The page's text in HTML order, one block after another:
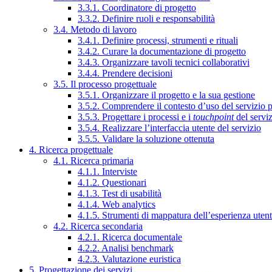
3.3.1. Coordinatore di progetto
3.3.2. Definire ruoli e responsabilità
3.4. Metodo di lavoro
3.4.1. Definire processi, strumenti e rituali
3.4.2. Curare la documentazione di progetto
3.4.3. Organizzare tavoli tecnici collaborativi
3.4.4. Prendere decisioni
3.5. Il processo progettuale
3.5.1. Organizzare il progetto e la sua gestione
3.5.2. Comprendere il contesto d’uso del servizio
3.5.3. Progettare i processi e i touchpointdel
3.5.4. Realizzare l’interfaccia utente del servizio
3.5.5. Validare la soluzione ottenuta
4. Ricerca progettuale
4.1. Ricerca primaria
4.1.1. Interviste
4.1.2. Questionari
4.1.3. Test di usabilità
4.1.4. Web analytics
4.1.5. Strumenti di mappatura dell’esperienza
4.2. Ricerca secondaria
4.2.1. Ricerca documentale
4.2.2. Analisi benchmark
4.2.3. Valutazione euristica
5. Progettazione dei servizi